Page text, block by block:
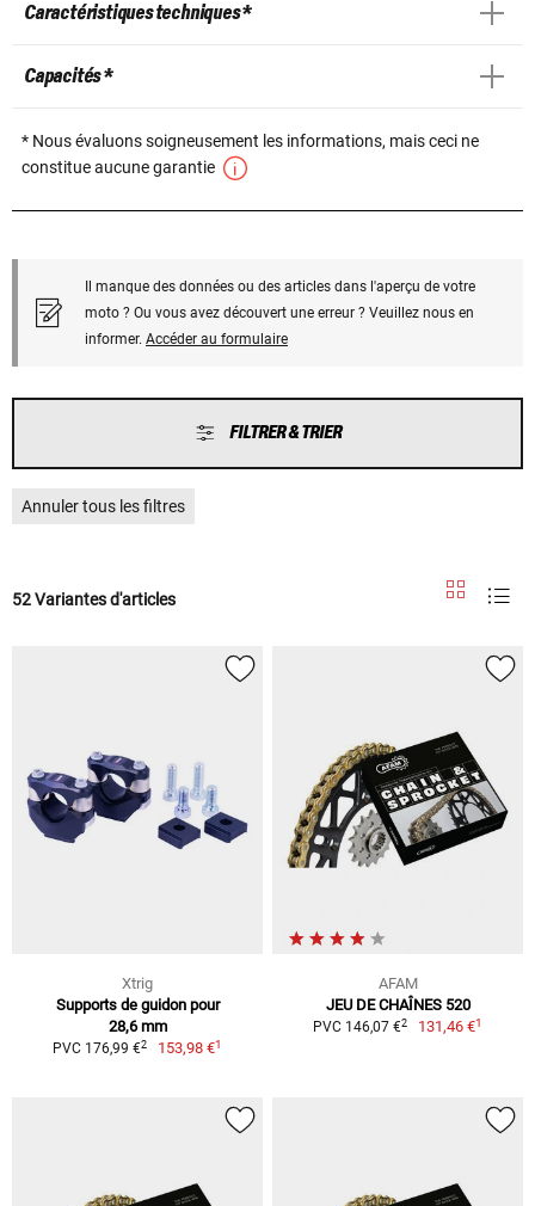
Caractéristiques techniques *
Capacités *
* Nous évaluons soigneusement les informations, mais ceci ne
constitue aucune garantie
Il manque des données ou des articles dans l'aperçu de votre
moto ? Ou vous avez découvert une erreur ? Veuillez nous en
informer. Accéder au formulaire
FILTRER & TRIER
Annuler tous les filtres
52 Variantes d'articles
Xtrig
Supports de guidon pour
28,6 mm
PVC 176,99 €2 153,98 €1
AFAM
JEU DE CHAÎNES 520
PVC 146,07 €2 131,46 €1